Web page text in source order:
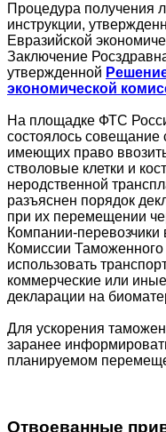
Процедура получения
инструкции,
Евразийской
Заключение
утвержденной
экономической
На площадке ФТС
состоялось совещание
имеющих право
стволовые клетки и
неродственной
разъяснен порядок
при их перемещении
Компании-
Комиссии
использовать
коммерческие или
декларации на
Для ускорения
заранее
планируемом
Отвоеванные